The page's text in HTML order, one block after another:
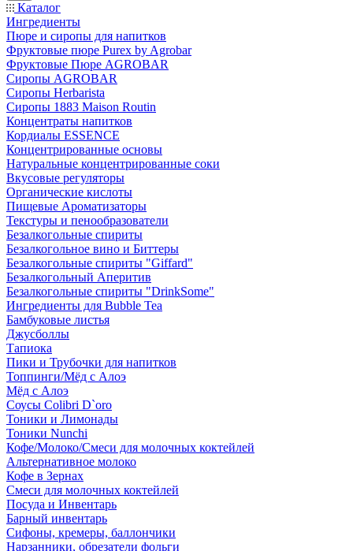
Каталог
Ингредиенты
Пюре и сиропы для напитков
Фруктовые пюре Purex by Agrobar
Фруктовые Пюре AGROBAR
Сиропы AGROBAR
Сиропы Herbarista
Сиропы 1883 Maison Routin
Концентраты напитков
Кордиалы ESSENCE
Концентрированные основы
Натуральные концентрированные соки
Вкусовые регуляторы
Органические кислоты
Пищевые Ароматизаторы
Текстуры и пенообразователи
Безалкогольные спириты
Безалкогольное вино и Биттеры
Безалкогольные спириты "Giffard"
Безалкогольный Аперитив
Безалкогольные спириты "DrinkSome"
Ингредиенты для Bubble Tea
Бамбуковые листья
Джусболлы
Тапиока
Пики и Трубочки для напитков
Топпинги/Мёд с Алоэ
Мёд с Алоэ
Соусы Colibri D`oro
Тоники и Лимонады
Тоники Nunchi
Кофе/Молоко/Смеси для молочных коктейлей
Альтернативное молоко
Кофе в Зернах
Смеси для молочных коктейлей
Посуда и Инвентарь
Барный инвентарь
Сифоны, кремеры, баллончики
Нарзанники, обрезатели фольги